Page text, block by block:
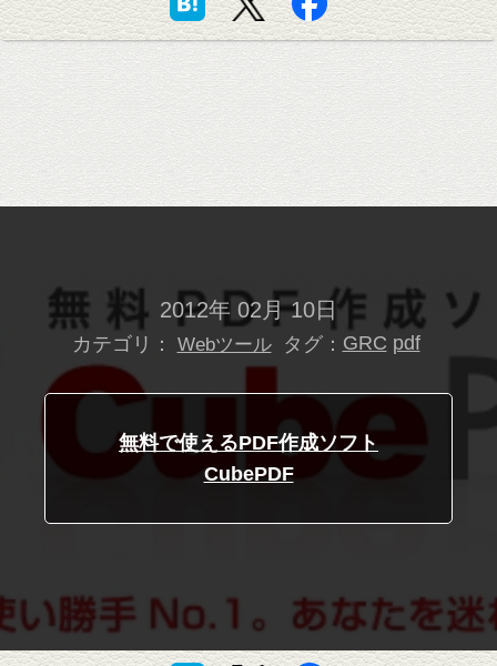
2012年 02月 10日
カテゴリ： Webツール タグ： GRC pdf
無料で使えるPDF作成ソフト
CubePDF